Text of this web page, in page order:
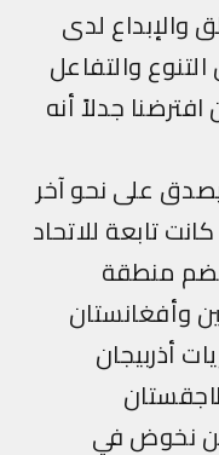
لدى
والتفاعل
جدلاً أنه
على نحو آخر
للاتحاد
منطقة
في